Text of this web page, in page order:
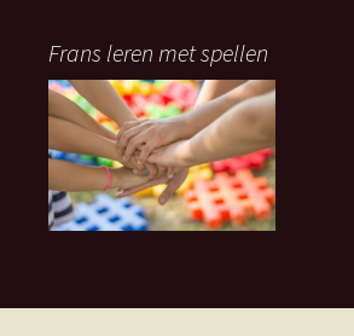
Frans leren met spellen